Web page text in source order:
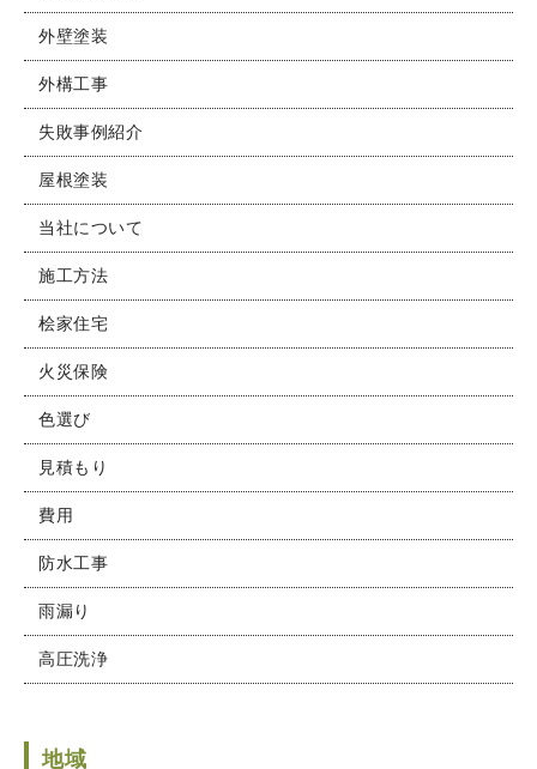
外壁塗装
外構工事
失敗事例紹介
屋根塗装
当社について
施工方法
桧家住宅
火災保険
色選び
見積もり
費用
防水工事
雨漏り
高圧洗浄
地域